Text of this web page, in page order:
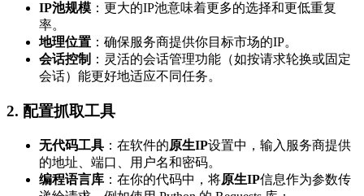
IP池规模 ：更大的IP池意味着更多的选择和更低重复
率。
地理位置 ：确保服务商提供你目标市场的IP。
会话控制 ：灵活的会话管理功能（如按请求轮换或固定
会话）能更好地适应不同任务。
2. 配置抓取工具
无代码工具 ：在软件的原生IP设置中，输入服务商提供
的地址、端口、用户名和密码。
编程语言库 ：在你的代码中，将原生IP信息作为参数传